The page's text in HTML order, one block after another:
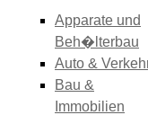
Apparate und
Beh�lterbau
Auto &
Bau &
Immobilien